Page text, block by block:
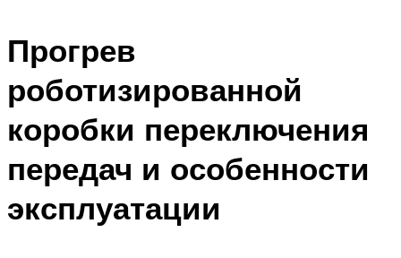
Прогрев
роботизированной
коробки переключения
передач и особенности
эксплуатации